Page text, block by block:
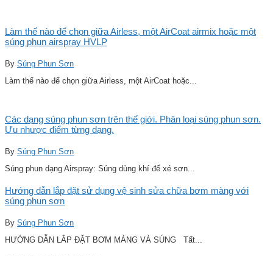
Làm thế nào để chọn giữa Airless, một AirCoat airmix hoặc một
súng phun airspray HVLP
By Súng Phun Sơn
Làm thế nào để chọn giữa Airless, một AirCoat hoặc...
Các dạng súng phun sơn trên thế giới. Phân loại súng phun sơn.
Ưu nhược điểm từng dạng.
By Súng Phun Sơn
Súng phun dạng Airspray: Súng dùng khí để xé sơn...
Hướng dẫn lắp đặt sử dụng vệ sinh sửa chữa bơm màng với
súng phun sơn
By Súng Phun Sơn
HƯỚNG DẪN LẮP ĐẶT BƠM MÀNG VÀ SÚNG Tất...